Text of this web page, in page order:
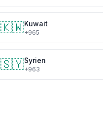
🇰🇼Kuwait
+965
🇸🇾Syrien
+963